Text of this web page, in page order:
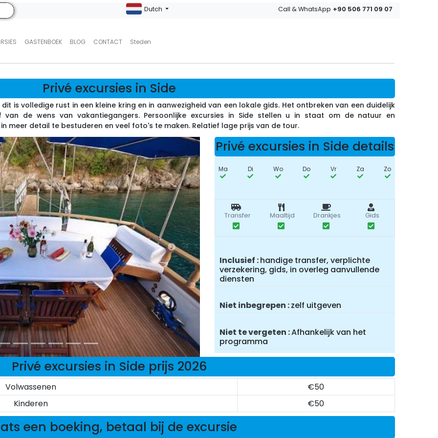
GASTENBOEK BLOG CONTACT Steden
Dutch Call & WhatsApp +90 506 771 09 07
Privé excursies in Side
is volledige rust in een kleine kring en in aanwezigheid van een lokale gids. Het ontbreken van een duidelijk
de wens van vakantiegangers. Persoonlijke excursies in Side stellen u in staat om de natuur en
meer detail te bestuderen en veel foto's te maken. Relatief lage prijs van de tour.
Privé excursies in Side details
Ma Di Wo Do Vr Za Zo
Transfer Maaltijd Drankjes Gids
Inclusief handige transfer, verplichte
verzekering, gids, in overleg aanvullende
diensten
Niet inbegrepen zelf uitgeven
Niet te vergeten Afhankelijk van het
programma
Privé excursies in Side prijs 2026
Volwassenen
€50
Kinderen
€50
een boeking, betaal bij de excursie